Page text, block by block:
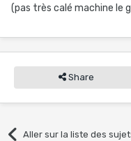
(pas très calé machine le
Share
Aller sur la liste des